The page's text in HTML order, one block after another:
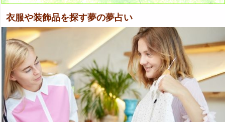
衣服や装飾品を探す夢の夢占い